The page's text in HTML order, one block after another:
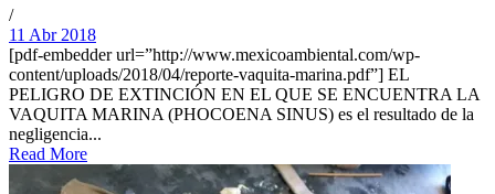
/
11 Abr 2018
[pdf-embedder url=”http://www.mexicoambiental.com/wp-
content/uploads/2018/04/reporte-vaquita-marina.pdf”] EL
PELIGRO DE EXTINCIÓN EN EL QUE SE ENCUENTRA LA
VAQUITA MARINA (PHOCOENA SINUS) es el resultado de la
negligencia...
Read More